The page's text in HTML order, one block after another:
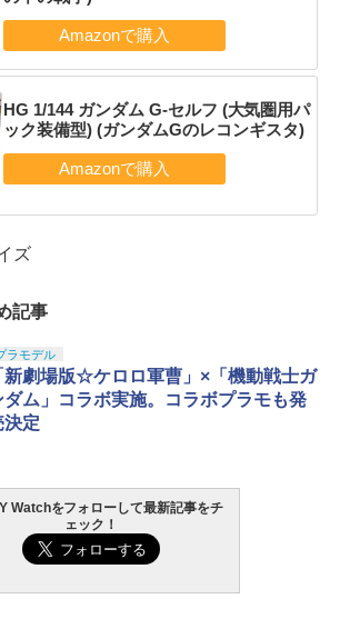
HG 1/144 ガンダム G-セルフ (大気圏用パ
ック装備型) (ガンダムGのレコンギスタ)
ズ
記事
ラモデル
新劇場版☆ケロロ軍曹」×「機動戦士ガ
ダム」コラボ実施。コラボプラモも発
決定
Watchをフォローして最新記事をチ
ェック！